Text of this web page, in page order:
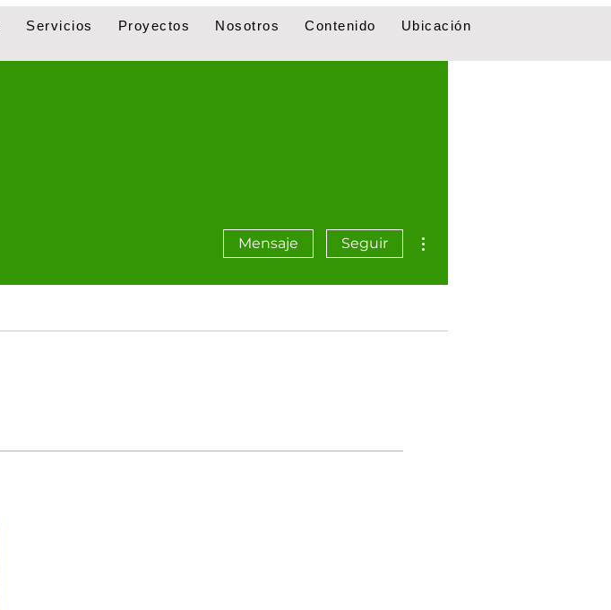
Servicios Proyectos Nosotros Contenido Ubicación
Mensaje Seguir